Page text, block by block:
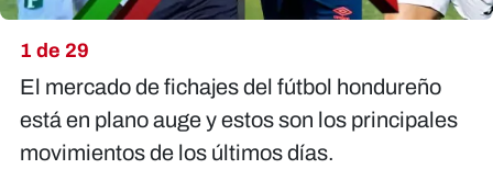
1 de 29
El mercado de fichajes del fútbol hondureño
está en plano auge y estos son los principales
movimientos de los últimos días.